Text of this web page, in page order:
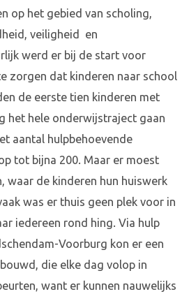
op het gebied van scholing,
veiligheid en
werd er bij de start voor
zorgen dat kinderen naar school
de eerste tien kinderen met
het hele onderwijstraject gaan
aantal hulpbehoevende
tot bijna 200. Maar er moest
waar de kinderen hun huiswerk
was er thuis geen plek voor in
iedereen rond hing. Via hulp
Voorburg kon er een
die elke dag volop in
want er kunnen nauwelijks